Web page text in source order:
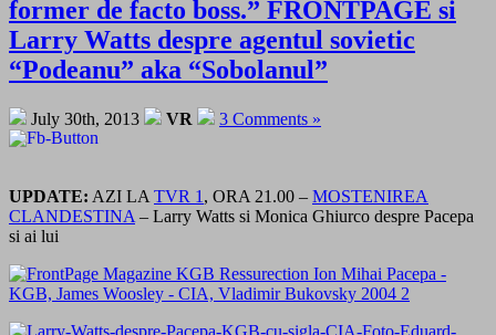
former de facto boss.” FRONTPAGE si
Larry Watts despre agentul sovietic
“Podeanu” aka “Sobolanul”
July 30th, 2013 VR 3 Comments »
UPDATE: AZI LA TVR 1 , ORA 21.00 – MOSTENIREA
CLANDESTINA – Larry Watts si Monica Ghiurco despre Pacepa
si ai lui